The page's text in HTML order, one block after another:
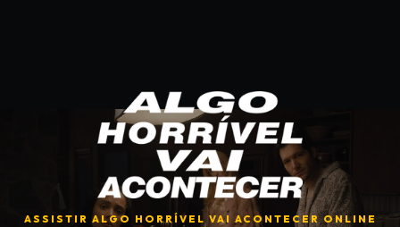
ASSISTIR ALGO HORRÍVEL VAI ACONTECERONLINE